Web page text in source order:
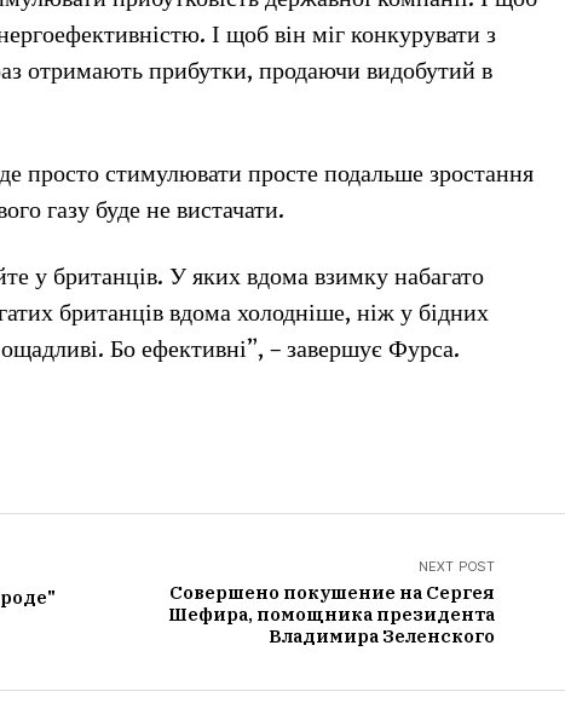
І щоб він міг конкурувати з
отримають прибутки, продаючи видобутий в
просто стимулювати просте подальше зростання
газу буде не вистачати.
у британців. У яких вдома взимку набагато
британців вдома холодніше, ніж у бідних
Бо ефективні”, – завершує Фурса.
NEXT POST
Совершено покушение на Сергея
Шефира, помощника президента
Владимира Зеленского